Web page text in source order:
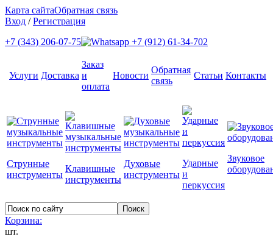
Карта сайтаОбратная связь
Вход /Регистрация
+7 (343) 206-07-75
+7 (912) 61-34-702
Услуги Доставка
Заказ
и
оплата
Новости
Обратная
связь
Статьи Контакты
Струнные
инструменты
Клавишные
инструменты
Духовые
инструменты
Ударные
и
перкуссия
Звуковое
Корзина:
шт.